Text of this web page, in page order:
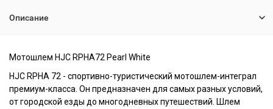
Описание
Мотошлем HJC RPHA72 Pearl White
HJC RPHA 72 - спортивно-туристический мотошлем-интеграл
премиум-класса. Он предназначен для самых разных условий,
от городской езды до многодневных путешествий. Шлем